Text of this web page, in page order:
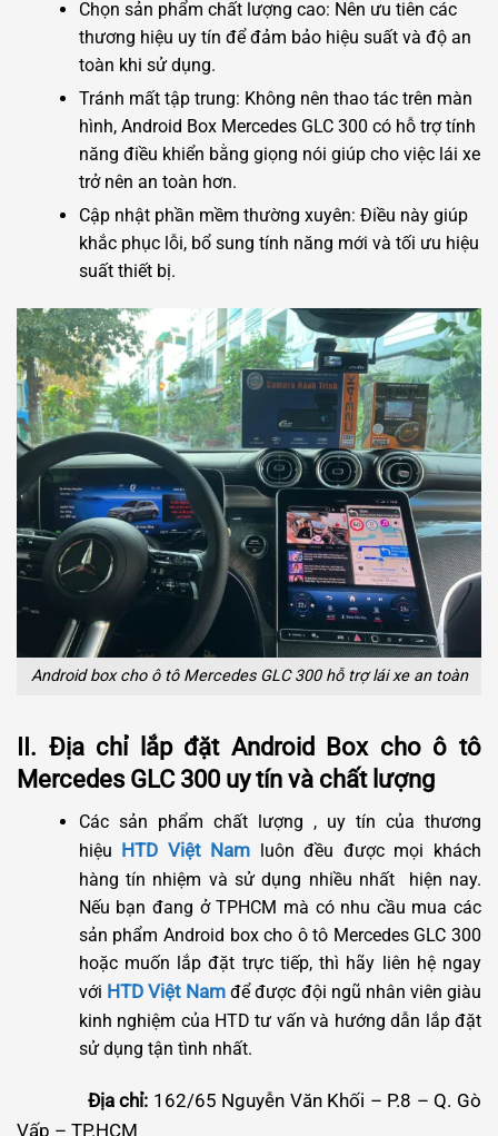
Chọn sản phẩm chất lượng cao: Nên ưu tiên các
thương hiệu uy tín để đảm bảo hiệu suất và độ an
toàn khi sử dụng.
Tránh mất tập trung: Không nên thao tác trên màn
hình, Android Box Mercedes GLC 300 có hỗ trợ tính
năng điều khiển bằng giọng nói giúp cho việc lái xe
trở nên an toàn hơn.
Cập nhật phần mềm thường xuyên: Điều này giúp
khắc phục lỗi, bổ sung tính năng mới và tối ưu hiệu
suất thiết bị.
Android box cho ô tô Mercedes GLC 300 hỗ trợ lái xe an toàn
II. Địa chỉ lắp đặt Android Box cho ô tô
Mercedes GLC 300 uy tín và chất lượng
Các sản phẩm chất lượng , uy tín của thương
hiệu HTD Việt Nam luôn đều được mọi khách
hàng tín nhiệm và sử dụng nhiều nhất hiện nay.
Nếu bạn đang ở TPHCM mà có nhu cầu mua các
sản phẩm Android box cho ô tô Mercedes GLC 300
hoặc muốn lắp đặt trực tiếp, thì hãy liên hệ ngay
với HTD Việt Nam để được đội ngũ nhân viên giàu
kinh nghiệm của HTD tư vấn và hướng dẫn lắp đặt
sử dụng tận tình nhất.
Địa chỉ: 162/65 Nguyễn Văn Khối – P.8 – Q. Gò
Vấp – TP.HCM